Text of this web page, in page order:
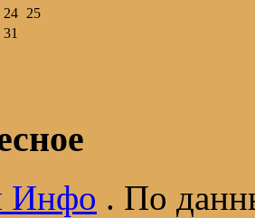
24 25
31
Инфо . По